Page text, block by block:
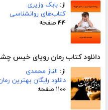
از: بابک وزیری
کتاب‌های روانشناسی
۴۴ صفحه
دانلود کتاب رمان رویای خیس
از: الناز محمدی
دانلود رایگان بهترین
۱۱۰۰ صفحه